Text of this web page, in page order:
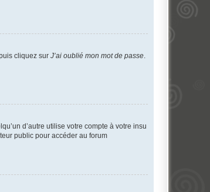
cliquez sur J’ai oublié mon mot de passe.
d’autre utilise votre compte à votre insu
public pour accéder au forum